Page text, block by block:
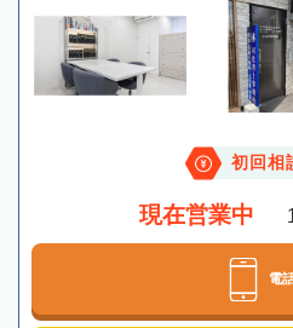
初回相
現在営業中
電